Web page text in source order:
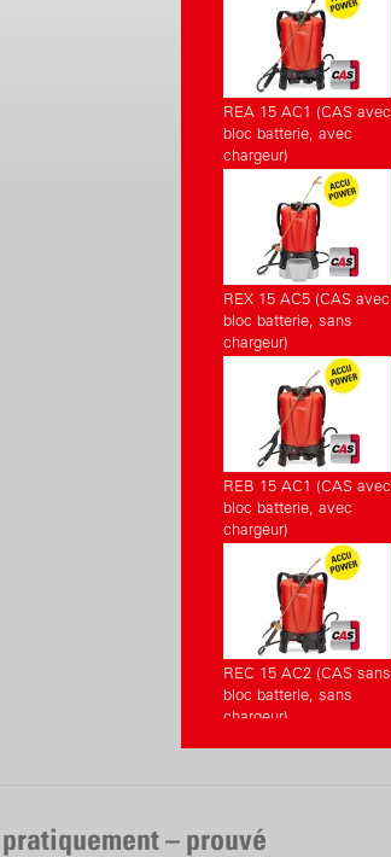
REA 15 AC1 (CAS avec
bloc batterie, avec
chargeur)
REX 15 AC5 (CAS avec
bloc batterie, sans
chargeur)
REB 15 AC1 (CAS avec
bloc batterie, avec
chargeur)
REC 15 AC2 (CAS sans
bloc batterie, sans
chargeur)
– prouvé